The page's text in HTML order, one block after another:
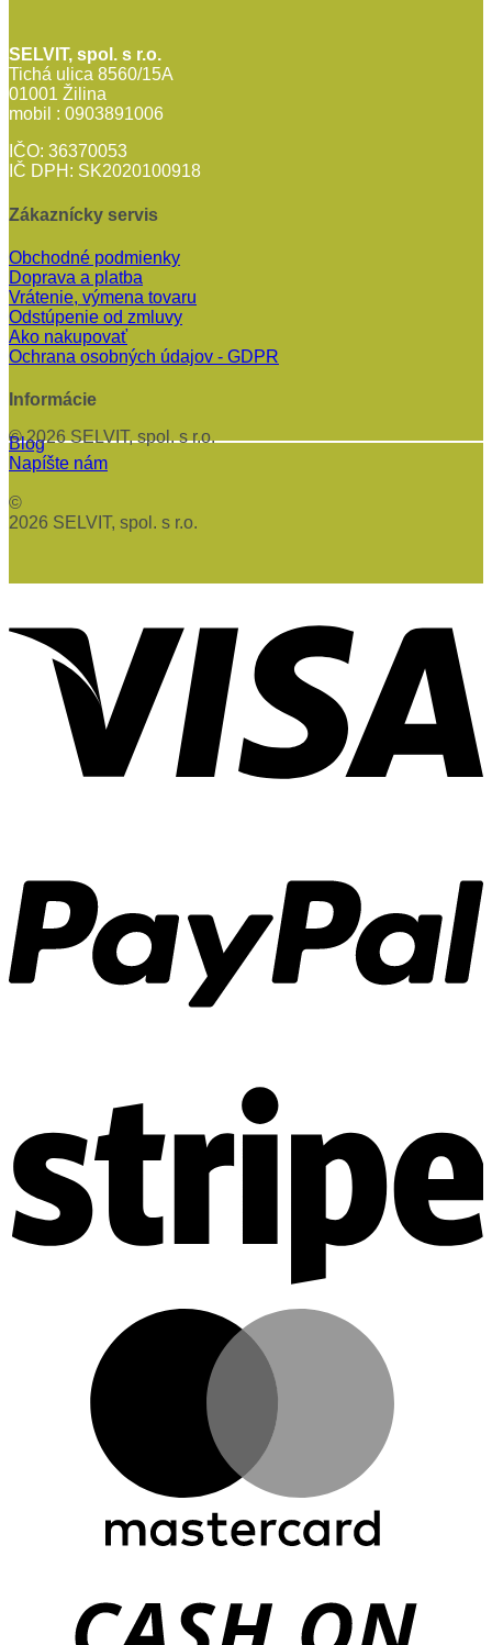
SELVIT, spol. s r.o.
Tichá ulica 8560/15A
01001 Žilina
mobil : 0903891006
IČO: 36370053
IČ DPH: SK2020100918
Zákaznícky servis
Obchodné podmienky
Doprava a platba
Vrátenie, výmena tovaru
Odstúpenie od zmluvy
Ako nakupovať
Ochrana osobných údajov - GDPR
Informácie
Blog
Napíšte nám
© 2026 SELVIT, spol. s r.o.
©
2026 SELVIT, spol. s r.o.